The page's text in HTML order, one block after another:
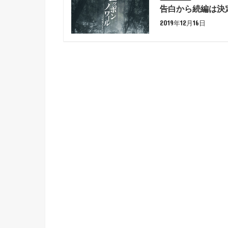
告白から続編は決
2019年12月16日